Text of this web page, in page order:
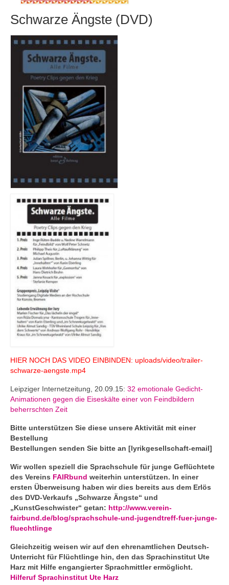
Schwarze Ängste (DVD)
HIER NOCH DAS VIDEO EINBINDEN: uploads/video/trailer-
schwarze-aengste.mp4
Leipziger Internetzeitung, 20.09.15: 32 emotionale Gedicht-
Animationen gegen die Eiseskälte einer von Feindbildern
beherrschten Zeit
Bitte unterstützen Sie diese unsere Aktivität mit einer
Bestellung
Bestellungen senden Sie bitte an [lyrikgesellschaft-email]
Wir wollen speziell die Sprachschule für junge Geflüchtete
des Vereins FAIRbund weiterhin unterstützen. In einer
ersten Überweisung haben wir dies bereits aus dem Erlös
des DVD-Verkaufs „Schwarze Ängste“ und
„KunstGeschwister“ getan: http://www.verein-
fairbund.de/blog/sprachschule-und-jugendtreff-fuer-junge-
fluechtlinge
Gleichzeitig weisen wir auf den ehrenamtlichen Deutsch-
Unterricht für Flüchtlinge hin, den das Sprachinstitut Ute
Harz mit Hilfe engangierter Sprachmittler ermöglicht.
Hilferuf Sprachinstitut Ute Harz